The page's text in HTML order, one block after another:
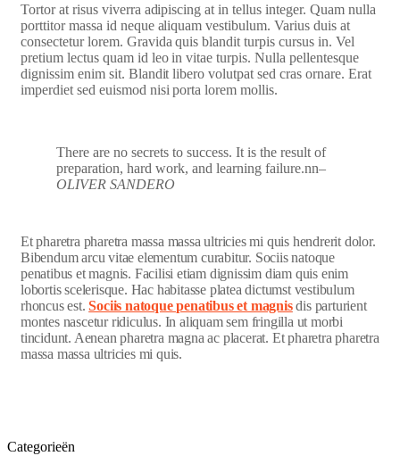
Tortor at risus viverra adipiscing at in tellus integer. Quam nulla
porttitor massa id neque aliquam vestibulum. Varius duis at
consectetur lorem. Gravida quis blandit turpis cursus in. Vel
pretium lectus quam id leo in vitae turpis. Nulla pellentesque
dignissim enim sit. Blandit libero volutpat sed cras ornare. Erat
imperdiet sed euismod nisi porta lorem mollis.
There are no secrets to success. It is the result of
preparation, hard work, and learning failure.nn–
OLIVER SANDERO
Et pharetra pharetra massa massa ultricies mi quis hendrerit dolor.
Bibendum arcu vitae elementum curabitur. Sociis natoque
penatibus et magnis. Facilisi etiam dignissim diam quis enim
lobortis scelerisque. Hac habitasse platea dictumst vestibulum
rhoncus est.Sociis natoque penatibus et magnisdis parturient
montes nascetur ridiculus. In aliquam sem fringilla ut morbi
tincidunt. Aenean pharetra magna ac placerat. Et pharetra pharetra
massa massa ultricies mi quis.
Categorieën